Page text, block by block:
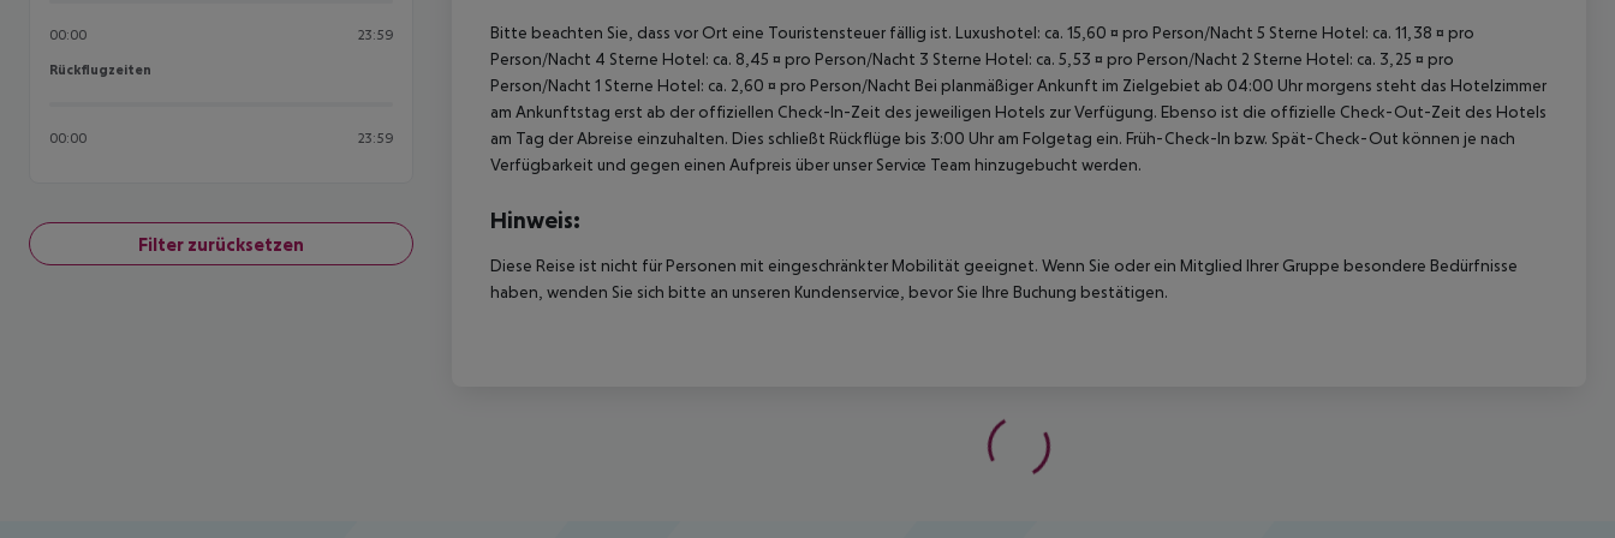
00:00 23:59
Rückflugzeiten
Rückflugzeiten
00:00 23:59
Filter zurücksetzen
Bitte beachten Sie, dass vor Ort eine Touristensteuer fällig ist. Luxushotel: ca. 15,60 ¤ pro Person/Nacht 5 Sterne Hotel: ca. 11,38 ¤ pro
Person/Nacht 4 Sterne Hotel: ca. 8,45 ¤ pro Person/Nacht 3 Sterne Hotel: ca. 5,53 ¤ pro Person/Nacht 2 Sterne Hotel: ca. 3,25 ¤ pro
Person/Nacht 1 Sterne Hotel: ca. 2,60 ¤ pro Person/Nacht Bei planmäßiger Ankunft im Zielgebiet ab 04:00 Uhr morgens steht das Hotelzimmer
am Ankunftstag erst ab der offiziellen Check-In-Zeit des jeweiligen Hotels zur Verfügung. Ebenso ist die offizielle Check-Out-Zeit des Hotels
am Tag der Abreise einzuhalten. Dies schließt Rückflüge bis 3:00 Uhr am Folgetag ein. Früh-Check-In bzw. Spät-Check-Out können je nach
Verfügbarkeit und gegen einen Aufpreis über unser Service Team hinzugebucht werden.
Hinweis:
Diese Reise ist nicht für Personen mit eingeschränkter Mobilität geeignet. Wenn Sie oder ein Mitglied Ihrer Gruppe besondere Bedürfnisse
haben, wenden Sie sich bitte an unseren Kundenservice, bevor Sie Ihre Buchung bestätigen.